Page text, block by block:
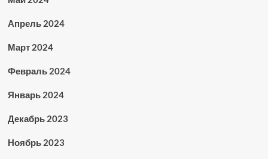
Апрель 2024
Март 2024
Февраль 2024
Январь 2024
Декабрь 2023
Ноябрь 2023